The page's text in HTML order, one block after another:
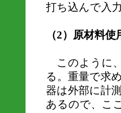
打ち込んで入
（2）原材料
このように
る。重量で求
器は外部に計
あるので、こ